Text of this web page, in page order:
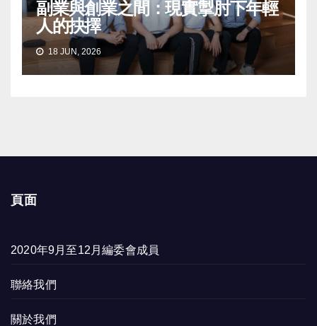
副業與創業之間：現實掣肘下年輕
人的抉擇
18 JUN, 2026
頁面
2020年9月至12月編委會成員
聯絡我們
關於我們